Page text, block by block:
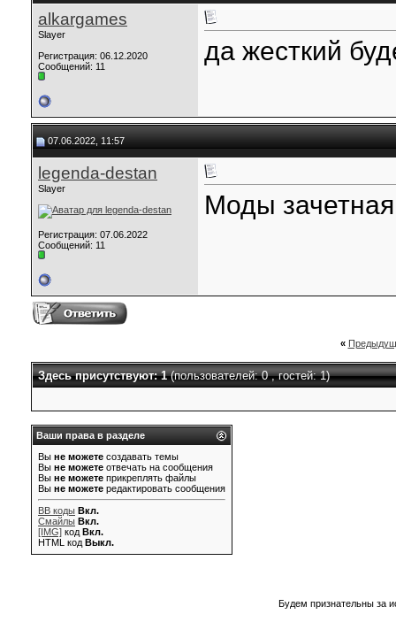
alkargames
Slayer
Регистрация: 06.12.2020
Сообщений: 11
да жесткий
07.06.2022, 11:57
legenda-destan
Slayer
Регистрация: 07.06.2022
Сообщений: 11
Моды
«
Здесь присутствуют: 1(пользователей: 0 , гостей: 1)
Ваши права в разделе
Вы не можете создавать темы
Вы не можете отвечать на сообщения
Вы не можете прикреплять файлы
Вы не можете редактировать сообщения
BB коды Вкл.
Смайлы Вкл.
[IMG] код Вкл.
HTML код Выкл.
Будем признательны за